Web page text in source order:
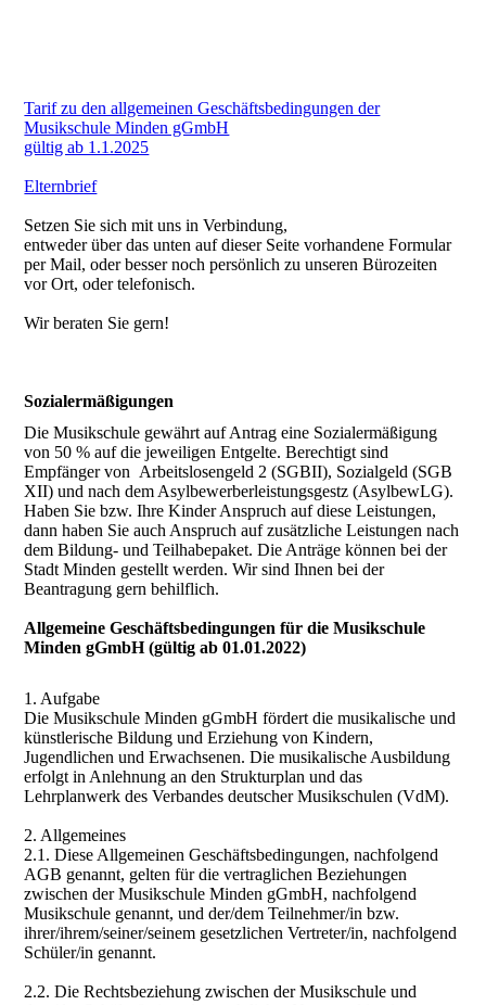
Tarif zu den allgemeinen Geschäftsbedingungen der
Musikschule Minden gGmbH
gültig ab 1.1.2025
Elternbrief
Setzen Sie sich mit uns in Verbindung,
entweder über das unten auf dieser Seite vorhandene Formular
per Mail, oder besser noch persönlich zu unseren Bürozeiten
vor Ort, oder telefonisch.
Wir beraten Sie gern!
Sozialermäßigungen
Die Musikschule gewährt auf Antrag eine Sozialermäßigung
von 50 % auf die jeweiligen Entgelte. Berechtigt sind
Empfänger von Arbeitslosengeld 2 (SGBII), Sozialgeld (SGB
XII) und nach dem Asylbewerberleistungsgestz (AsylbewLG).
Haben Sie bzw. Ihre Kinder Anspruch auf diese Leistungen,
dann haben Sie auch Anspruch auf zusätzliche Leistungen nach
dem Bildung- und Teilhabepaket. Die Anträge können bei der
Stadt Minden gestellt werden. Wir sind Ihnen bei der
Beantragung gern behilflich.
Allgemeine Geschäftsbedingungen für die Musikschule
Minden gGmbH (gültig ab 01.01.2022)
1. Aufgabe
Die Musikschule Minden gGmbH fördert die musikalische und
künstlerische Bildung und Erziehung von Kindern,
Jugendlichen und Erwachsenen. Die musikalische Ausbildung
erfolgt in Anlehnung an den Strukturplan und das
Lehrplanwerk des Verbandes deutscher Musikschulen (VdM).
2. Allgemeines
2.1. Diese Allgemeinen Geschäftsbedingungen, nachfolgend
AGB genannt, gelten für die vertraglichen Beziehungen
zwischen der Musikschule Minden gGmbH, nachfolgend
Musikschule genannt, und der/dem Teilnehmer/in bzw.
ihrer/ihrem/seiner/seinem gesetzlichen Vertreter/in, nachfolgend
Schüler/in genannt.
2.2. Die Rechtsbeziehung zwischen der Musikschule und